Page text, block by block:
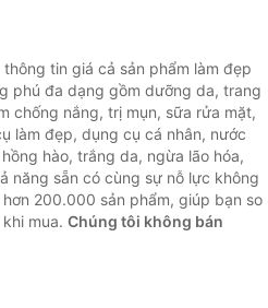
tin giá cả sản phẩm làm đẹp
phú đa dạng gồm dưỡng da, trang
chống nắng, trị mụn, sữa rửa mặt,
làm đẹp, dụng cụ cá nhân, nước
hào, trắng da, ngừa lão hóa,
năng sẵn có cùng sự nỗ lực không
200.000 sản phẩm, giúp bạn so
mua. Chúng tôi không bán